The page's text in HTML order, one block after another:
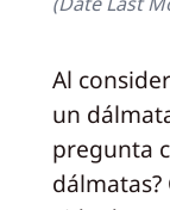
Al
un
pregunta